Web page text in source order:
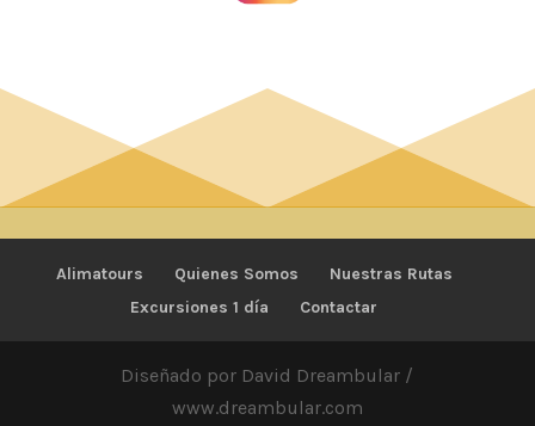
Alimatours Quienes Somos
Nuestras Rutas
Excursiones 1 día
Contactar
Diseñado por David Dreambular /
www.dreambular.com